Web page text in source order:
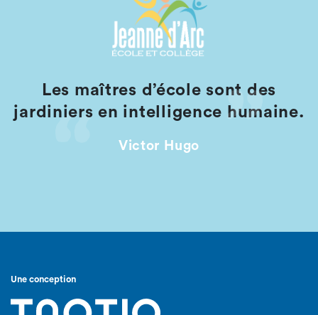
Les maîtres d’école sont des
jardiniers en intelligence humaine.
Victor Hugo
Une conception